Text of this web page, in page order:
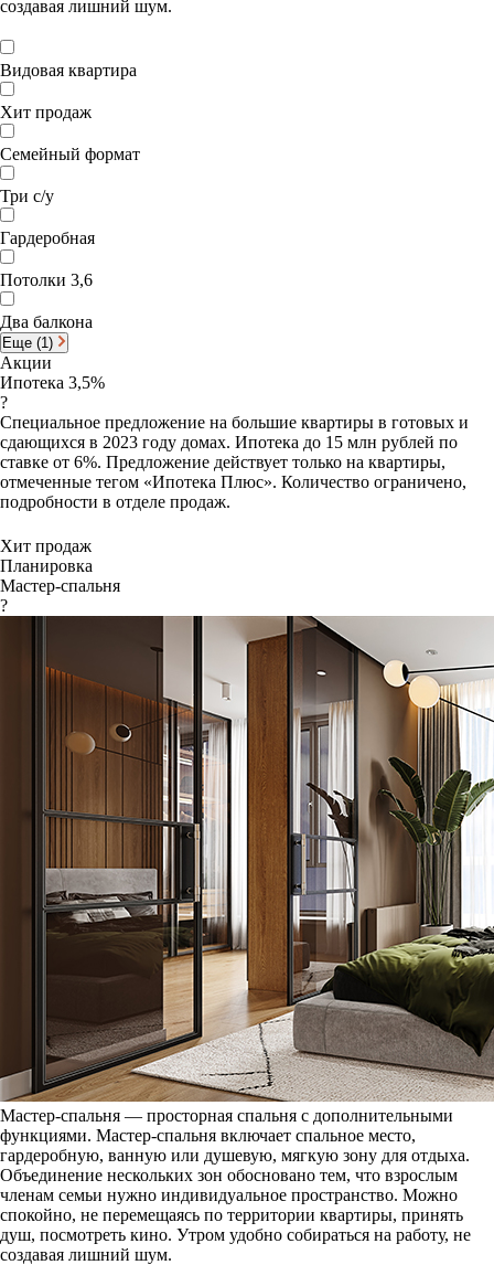
создавая лишний шум.
Видовая квартира
Хит продаж
Семейный формат
Три с/у
Гардеробная
Потолки 3,6
Два балкона
Еще (1)
Акции
Ипотека 3,5%
?
Специальное предложение на большие квартиры в готовых и
сдающихся в 2023 году домах. Ипотека до 15 млн рублей по
ставке от 6%. Предложение действует только на квартиры,
отмеченные тегом «Ипотека Плюс». Количество ограничено,
подробности в отделе продаж.
Хит продаж
Планировка
Мастер-спальня
?
Мастер-спальня — просторная спальня с дополнительными
функциями. Мастер-спальня включает спальное место,
гардеробную, ванную или душевую, мягкую зону для отдыха.
Объединение нескольких зон обосновано тем, что взрослым
членам семьи нужно индивидуальное пространство. Можно
спокойно, не перемещаясь по территории квартиры, принять
душ, посмотреть кино. Утром удобно собираться на работу, не
создавая лишний шум.